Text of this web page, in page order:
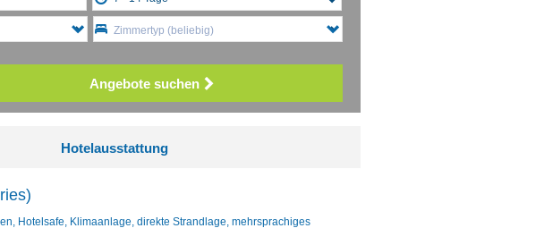
Zimmertyp (beliebig)
Angebote suchen
Hotelausstattung
Hotelsafe, Klimaanlage, direkte Strandlage, mehrsprachiges